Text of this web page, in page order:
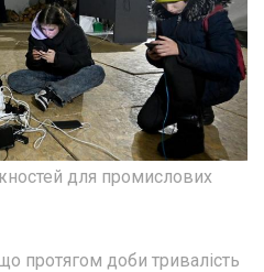
для промислових
протягом доби тривалість